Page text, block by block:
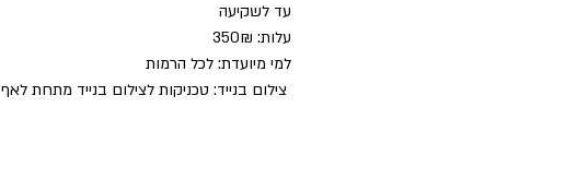
עד לשקיעה
עלות: 350₪
למי מיועדת: לכל הרמות
צילום בנייד: טכניקות לצילום בנייד מתחת לאף